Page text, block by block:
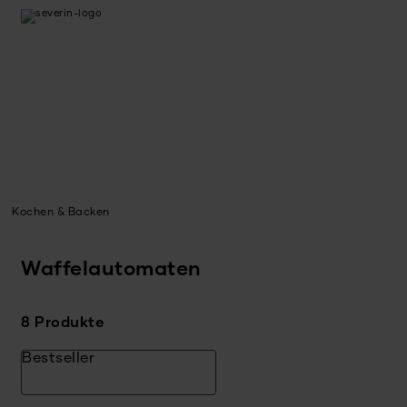
Kochen & Backen
Waffelautomaten
8 Produkte
Bestseller